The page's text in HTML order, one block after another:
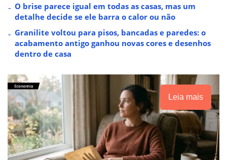
O brise parece igual em todas as casas, mas um
detalhe decide se ele barra o calor ou não
Granilite voltou para pisos, bancadas e paredes: o
acabamento antigo ganhou novas cores e desenhos
dentro de casa
Leia mais